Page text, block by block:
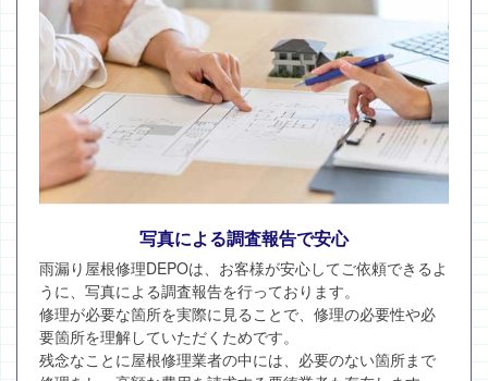
写真による調査報告で安心
雨漏り屋根修理DEPOは、お客様が安心してご依頼できるよ
うに、写真による調査報告を行っております。
修理が必要な箇所を実際に見ることで、修理の必要性や必
要箇所を理解していただくためです。
残念なことに屋根修理業者の中には、必要のない箇所まで